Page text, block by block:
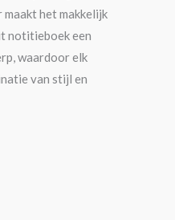
maakt het makkelijk
notitieboek een
waardoor elk
van stijl en